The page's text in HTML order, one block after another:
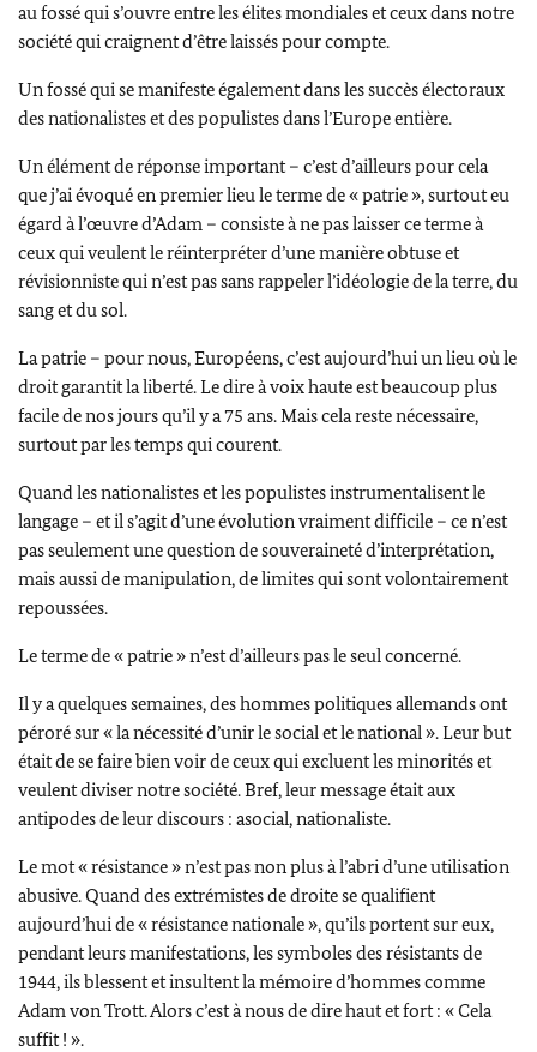
au fossé qui s’ouvre entre les élites mondiales et ceux dans notre
société qui craignent d’être laissés pour compte.
Un fossé qui se manifeste également dans les succès électoraux
des nationalistes et des populistes dans l’Europe entière.
Un élément de réponse important – c’est d’ailleurs pour cela
que j’ai évoqué en premier lieu le terme de « patrie », surtout eu
égard à l’œuvred’Adam – consiste à ne pas laisser ce terme à
ceux qui veulent le réinterpréter d’une manière obtuse et
révisionniste qui n’est pas sans rappeler l’idéologie de la terre, du
sang et du sol.
La patrie – pour nous, Européens, c’est aujourd’hui un lieu où le
droit garantit la liberté. Le dire à voix haute est beaucoup plus
facile de nos jours qu’il y a 75 ans. Mais cela reste nécessaire,
surtout par les temps qui courent.
Quand les nationalistes et les populistes instrumentalisent le
langage – et il s’agit d’une évolution vraiment difficile – ce n’est
pas seulement une question de souveraineté d’interprétation,
mais aussi de manipulation, de limites qui sont volontairement
repoussées.
Le terme de « patrie » n’est d’ailleurs pas le seul concerné.
Il y a quelques semaines, des hommes politiques allemands ont
péroré sur « la nécessité d’unir le social et le national ». Leur but
était de se faire bien voir de ceux qui excluent les minorités et
veulent diviser notre société. Bref, leur message était aux
antipodes de leur discours : asocial, nationaliste.
Le mot « résistance » n’est pas non plus à l’abri d’une utilisation
abusive. Quand des extrémistes de droite se qualifient
aujourd’hui de « résistance nationale », qu’ils portent sur eux,
pendant leurs manifestations, les symboles des résistants de
1944, ils blessent et insultent la mémoire d’hommes comme
Adam von Trott. Alors c’est à nous de dire haut et fort : « Cela
suffit ! ».